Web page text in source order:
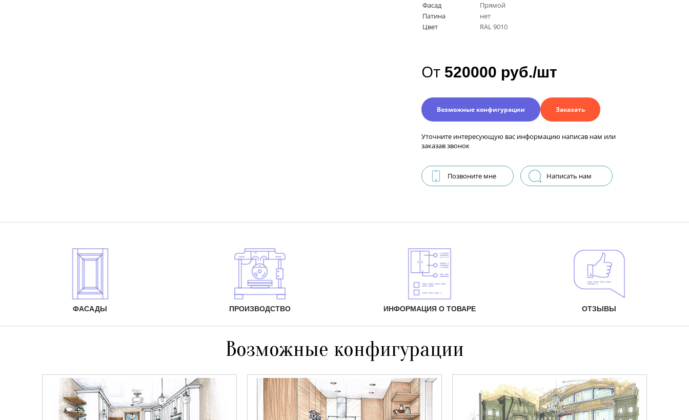
Фасад
Прямой
Патина
нет
Цвет
RAL 9010
От 520000 руб./шт
Возможные конфигурации Заказать
Уточните интересующую вас информацию написав нам или
заказав звонок
Позвоните мне Написать нам
ФАСАДЫ ПРОИЗВОДСТВО ИНФОРМАЦИЯ О ТОВАРЕ ОТЗЫВЫ
Возможные конфигурации